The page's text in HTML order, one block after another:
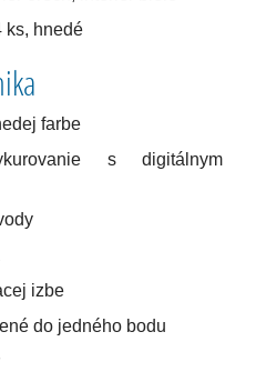
ks, hnedé
farbe
s digitálnym
izbe
do jedného bodu